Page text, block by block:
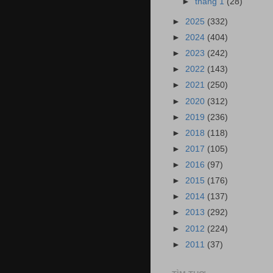
► 2025 (332)
► 2024 (404)
► 2023 (242)
► 2022 (143)
► 2021 (250)
► 2020 (312)
► 2019 (236)
► 2018 (118)
► 2017 (105)
► 2016 (97)
► 2015 (176)
► 2014 (137)
► 2013 (292)
► 2012 (224)
► 2011 (37)